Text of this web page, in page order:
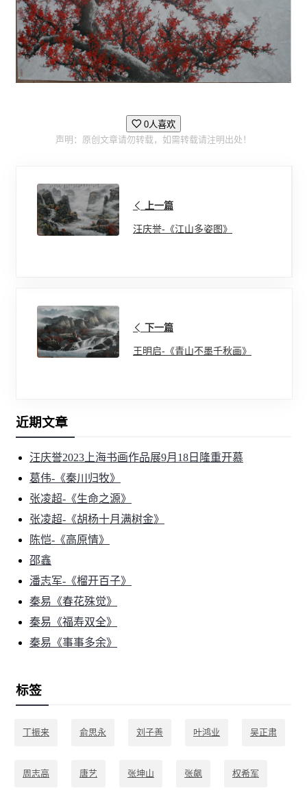
0人喜欢
声明：原创文章请勿转载，如需转载请注明出处！
上一篇
汪庆誉-《江山多姿图》
下一篇
王明启-《青山不墨千秋画》
近期文章
汪庆誉2023上海书画作品展9月18日隆重开慕
葛伟-《秦川归牧》
张凌超-《生命之源》
张凌超-《胡杨十月满树金》
陈恺-《高原情》
邵鑫
潘志军-《榴开百子》
秦易《春花殊觉》
秦易《福寿双全》
秦易《事事多余》
标签
丁振来 俞思永 刘子善 叶鸿业 吴正肃
周志高 唐艺 张坤山 张飙 权希军